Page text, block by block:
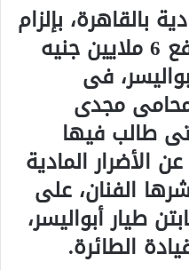
بالقاهرة، بإلزام
الفنان محمد رمضان بدفع 6 ملايين جنيه
فى
مجدى
طالب فيها
الأضرار المادية
الفنان، على
طيار أبواليسر،
الطائرة.